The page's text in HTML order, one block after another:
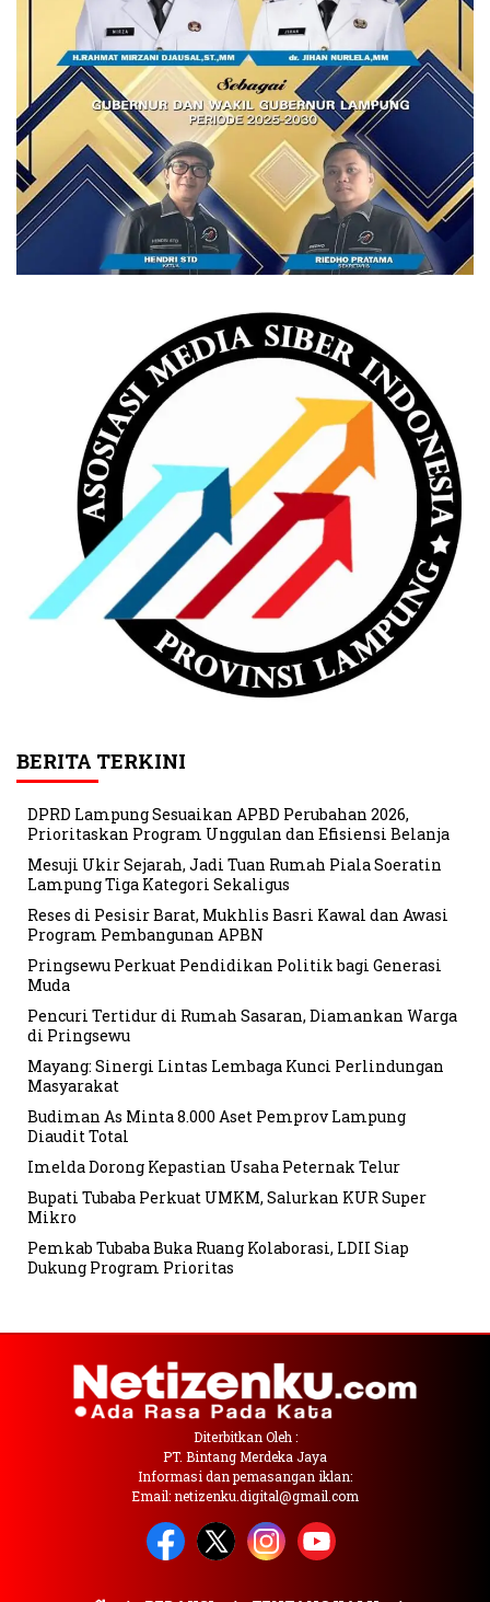
BERITA TERKINI
DPRD Lampung Sesuaikan APBD Perubahan 2026,
Prioritaskan Program Unggulan dan Efisiensi Belanja
Mesuji Ukir Sejarah, Jadi Tuan Rumah Piala Soeratin
Lampung Tiga Kategori Sekaligus
Reses di Pesisir Barat, Mukhlis Basri Kawal dan Awasi
Program Pembangunan APBN
Pringsewu Perkuat Pendidikan Politik bagi Generasi
Muda
Pencuri Tertidur di Rumah Sasaran, Diamankan Warga
di Pringsewu
Mayang: Sinergi Lintas Lembaga Kunci Perlindungan
Masyarakat
Budiman As Minta 8.000 Aset Pemprov Lampung
Diaudit Total
Imelda Dorong Kepastian Usaha Peternak Telur
Bupati Tubaba Perkuat UMKM, Salurkan KUR Super
Mikro
Pemkab Tubaba Buka Ruang Kolaborasi, LDII Siap
Dukung Program Prioritas
Diterbitkan Oleh :
PT. Bintang Merdeka Jaya
Informasi dan pemasangan iklan:
Email: netizenku.digital@gmail.com